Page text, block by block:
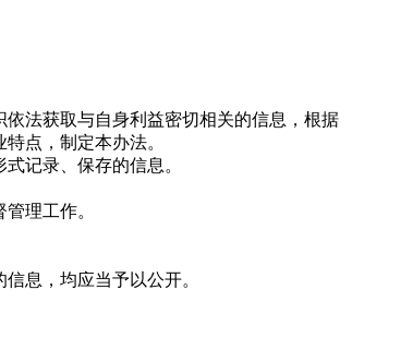
法获取与自身利益密切相关的信息，根据
点，制定本办法。
记录、保存的信息。
理工作。
息，均应当予以公开。